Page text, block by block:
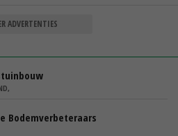
ADVERTENTIES
Bodemverbeteraars